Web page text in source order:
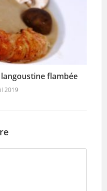
flambée
2019